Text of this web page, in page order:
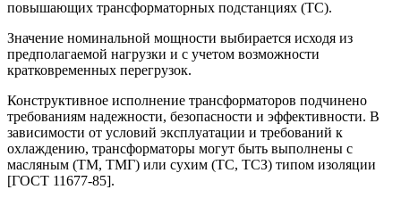
повышающих трансформаторных подстанциях (ТС).
Значение номинальной мощности выбирается исходя из
предполагаемой нагрузки и с учетом возможности
кратковременных перегрузок.
Конструктивное исполнение трансформаторов подчинено
требованиям надежности, безопасности и эффективности. В
зависимости от условий эксплуатации и требований к
охлаждению, трансформаторы могут быть выполнены с
масляным (ТМ, ТМГ) или сухим (ТС, ТСЗ) типом изоляции
[ГОСТ 11677-85].